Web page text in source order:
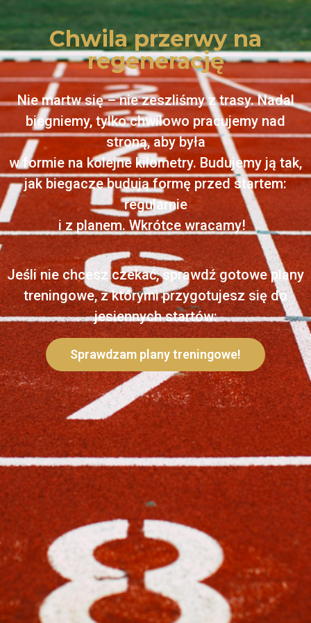
Chwila przerwy na
regenerację
Nie martw się – nie zeszliśmy z trasy. Nadal
biegniemy, tylko chwilowo pracujemy nad
stroną, aby była
w formie na kolejne kilometry. Budujemy ją tak,
jak biegacze budują formę przed startem:
regularnie
i z planem. Wkrótce wracamy!
Jeśli nie chcesz czekać, sprawdź gotowe plany
treningowe, z którymi przygotujesz się do
jesiennych startów:
Sprawdzam plany treningowe!